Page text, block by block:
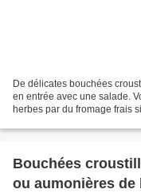
De délicates bouchées
en entrée avec une salade.
herbes par du fromage frais
Bouchées
ou aumonières